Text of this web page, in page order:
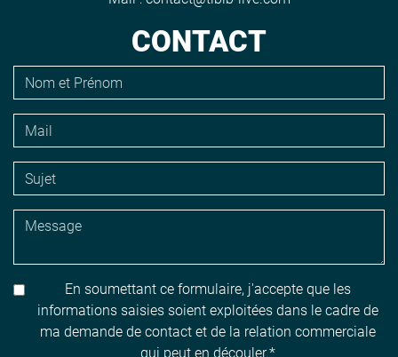
CONTACT
En soumettant ce formulaire, j'accepte que les
informations saisies soient exploitées dans le cadre de
ma demande de contact et de la relation commerciale
qui peut en découler.